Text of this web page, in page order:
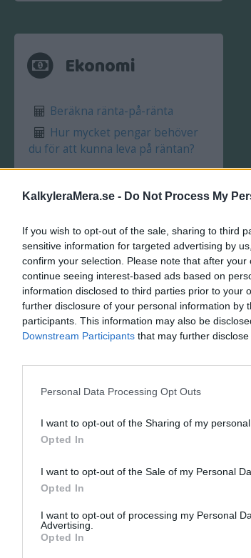
KalkyleraMera.se - Do Not Process My
If you wish to opt-out of the sale, sharing to third
sensitive information for targeted advertising by
confirm your selection. Please note that after
continue seeing interest-based ads based on
information disclosed to third parties prior to your
further disclosure of your personal information by
participants. This information may also be
Downstream Participants that may further
Personal Data Processing Opt Outs
I want to opt-out of the Sharing of my personal
Opted In
I want to opt-out of the Sale of my Personal
Opted In
I want to opt-out of processing my Personal
Advertising.
Opted In
Ekonomi
Beräkna ränta-på-ränta
Hur mycket pengar behöver
du för att kunna leva på räntan?
Bilar och hastighet
genomsnittshastighet
sekund (m/s) och miles per hour
Se alla 6 kalkyler